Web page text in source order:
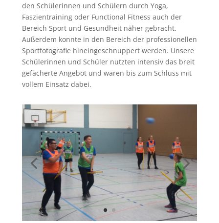
den Schülerinnen und Schülern durch Yoga,
Faszientraining oder Functional Fitness auch der
Bereich Sport und Gesundheit näher gebracht.
Außerdem konnte in den Bereich der professionellen
Sportfotografie hineingeschnuppert werden. Unsere
Schülerinnen und Schüler nutzten intensiv das breit
gefächerte Angebot und waren bis zum Schluss mit
vollem Einsatz dabei.